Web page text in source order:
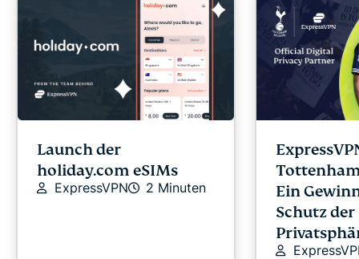
Launch der
holiday.com eSIMs
ExpressVPN 2 Minuten
Ein
Schutz der